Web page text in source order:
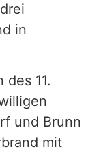
in
11.
und Brunn
mit